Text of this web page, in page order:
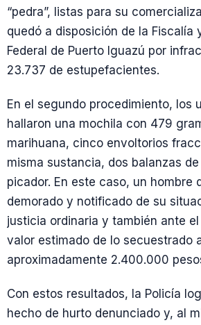
“pedra”, listas para su
quedó a disposición de la Fiscalía
Federal de Puerto Iguazú por
23.737 de estupefacientes.
En el segundo procedimiento, los
hallaron una mochila con 479
marihuana, cinco envoltorios
misma sustancia, dos balanzas
picador. En este caso, un hombre
demorado y notificado de su
justicia ordinaria y también ante el
valor estimado de lo secuestrado
aproximadamente 2.400.000
Con estos resultados, la Policía
hecho de hurto denunciado y, al